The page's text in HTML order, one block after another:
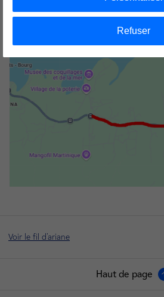
Voir le fil d'ariane
Haut de page
Refuser